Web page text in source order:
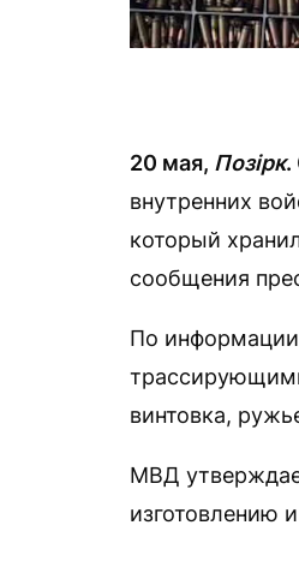
20 мая, Позірк.
внутренних
который
сообщения
По
винтовка,
МВД
изготовлению